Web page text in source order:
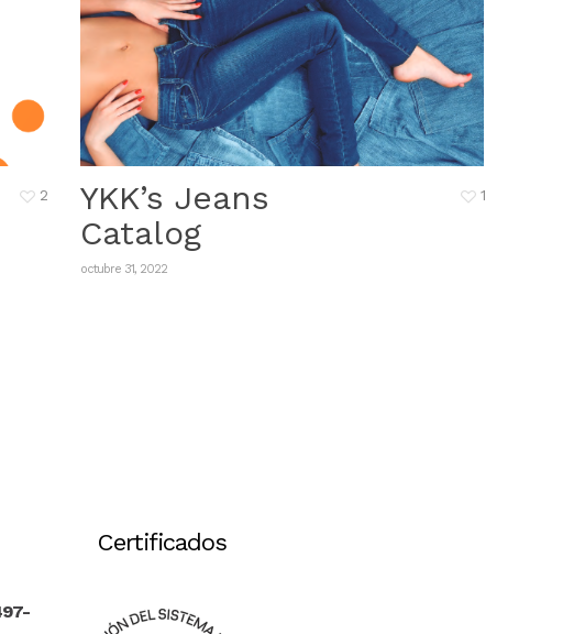
2
YKK’s Jeans
Catalog
octubre 31, 2022
1
Certificados